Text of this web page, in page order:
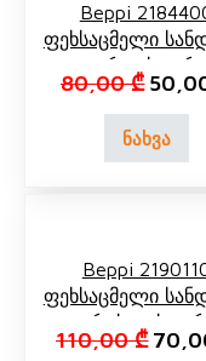
ნატურალური
Beppi
Ფეხსაცმელი
Ვარდისფერი
80,00₾
ნახვა
Beppi
Ფეხსაცმელი
Ვარდისფერი,
110,00₾